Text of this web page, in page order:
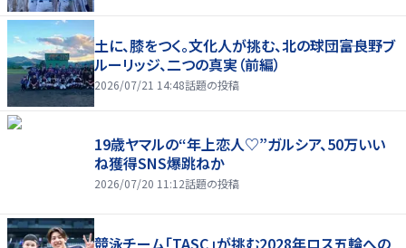
土に、膝をつく。文化人が挑む、北の球団――富良野ブ
ルーリッジ、二つの真実（前編）
2026/07/21 14:48話題の投稿
19歳ヤマルの“年上恋人♡”ガルシア、50万いい
ね獲得SNS爆跳ねか
2026/07/20 11:12話題の投稿
競泳チーム「TASC」が挑む2028年ロス五輪への